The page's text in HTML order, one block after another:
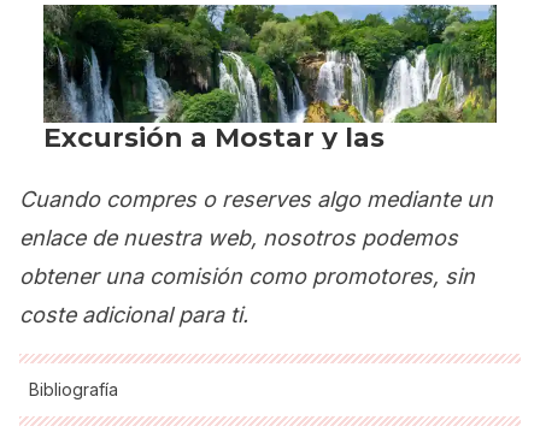
Cuando compres o reserves algo mediante un
enlace de nuestra web, nosotros podemos
obtener una comisión como promotores, sin
coste adicional para ti.
Bibliografía